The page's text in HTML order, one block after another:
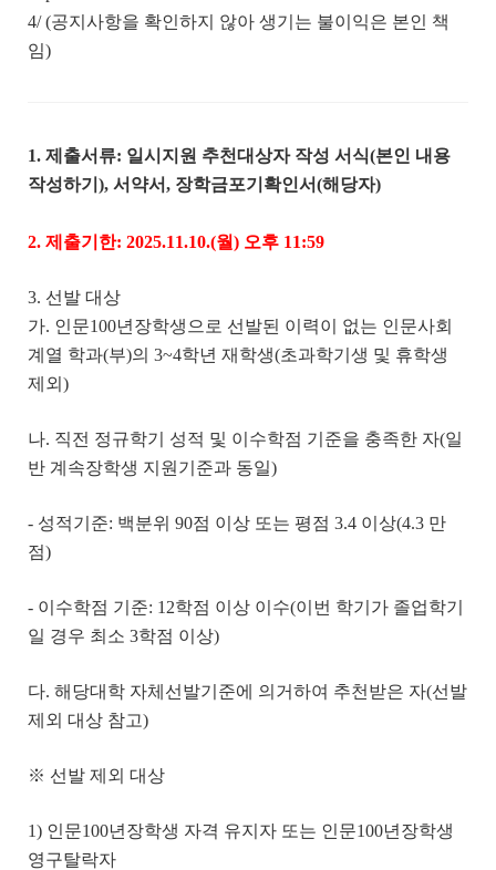
4/ (공지사항을 확인하지 않아 생기는 불이익은 본인 책
임)
1. 제출서류: 일시지원 추천대상자 작성 서식(본인 내용
작성하기), 서약서, 장학금포기확인서(해당자)
2. 제출기한: 2025.11.10.(월) 오후 11:59
3. 선발 대상
가. 인문100년장학생으로 선발된 이력이 없는 인문사회
계열 학과(부)의 3~4학년 재학생(초과학기생 및 휴학생
제외)
나. 직전 정규학기 성적 및 이수학점 기준을 충족한 자(일
반 계속장학생 지원기준과 동일)
- 성적기준: 백분위 90점 이상 또는 평점 3.4 이상(4.3 만
점)
- 이수학점 기준: 12학점 이상 이수(이번 학기가 졸업학기
일 경우 최소 3학점 이상)
다. 해당대학 자체선발기준에 의거하여 추천받은 자(선발
제외 대상 참고)
※ 선발 제외 대상
1) 인문100년장학생 자격 유지자 또는 인문100년장학생
영구탈락자